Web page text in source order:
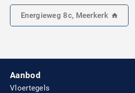
Energieweg 8c, Meerkerk
Aanbod
Vloertegels